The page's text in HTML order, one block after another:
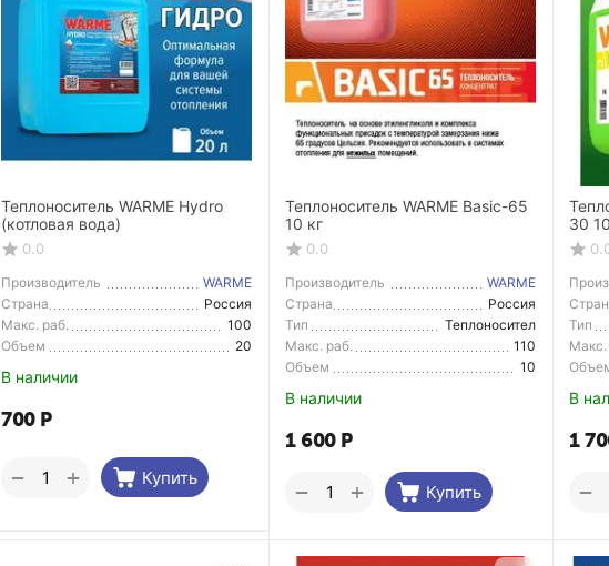
Теплоноситель WARME Hydro
(котловая вода)
0.0
Производитель
WARME
Страна
Производитель
Россия
Макс. раб.
температура
100
Объем
20
В наличии
700 Р
Купить
+
−
Теплоноситель WARME Basic-65
10 кг
0.0
Производитель
WARME
Страна
Производитель
Россия
Тип
Теплоносител
ь
Макс. раб.
температура
110
Объем
10
В наличии
1 600 Р
Купить
+
−
Тип
Макс.
В
1
−